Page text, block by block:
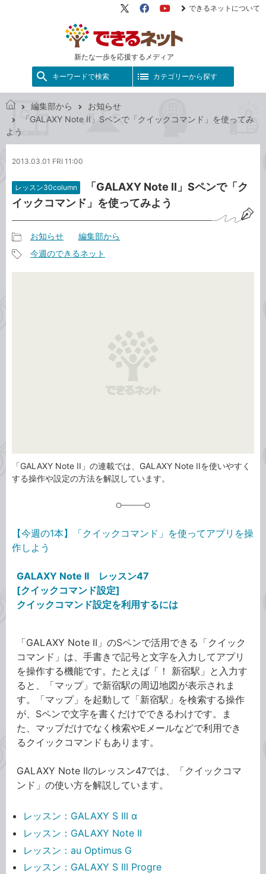
新たな一歩を応援するメディア
X（旧
FacebookYouTube
できるネットについて
キーワードで検索 カテゴリーから探す
き
ッ
編集部から
お知らせ
「GALAXY Note II」Sペンで「クイックコマンド」を使ってみ
よう
2013.03.01 FRI 11:00
レッスン30column
「GALAXY Note II」Sペンで「ク
イックコマンド」を使ってみよう
事
カ
お知らせ 編集部から
今週のできるネット
「GALAXY Note II」の連載では、GALAXY Note IIを使いやすく
する操作や設定の方法を解説しています。
【今週の1本】「クイックコマンド」を使ってアプリを操
作しよう
GALAXY Note II レッスン47
[クイックコマンド設定]
クイックコマンド設定を利用するには
「GALAXY Note II」のSペンで活用できる「クイック
コマンド」は、手書きで記号と文字を入力してアプリ
を操作する機能です。たとえば「！ 新宿駅」と入力す
ると、「マップ」で新宿駅の周辺地図が表示されま
す。「マップ」を起動して「新宿駅」を検索する操作
が、Sペンで文字を書くだけでできるわけです。ま
た、マップだけでなく検索やEメールなどで利用でき
るクイックコマンドもあります。
GALAXY Note IIのレッスン47では、「クイックコマ
ンド」の使い方を解説しています。
レッスン：GALAXY S III α
レッスン：GALAXY Note II
レッスン：au Optimus G
レッスン：GALAXY S III Progre